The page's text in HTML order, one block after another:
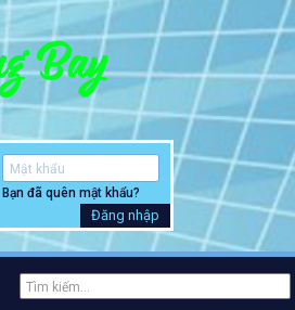
Bạn đã quên mật khẩu?
Đăng nhập